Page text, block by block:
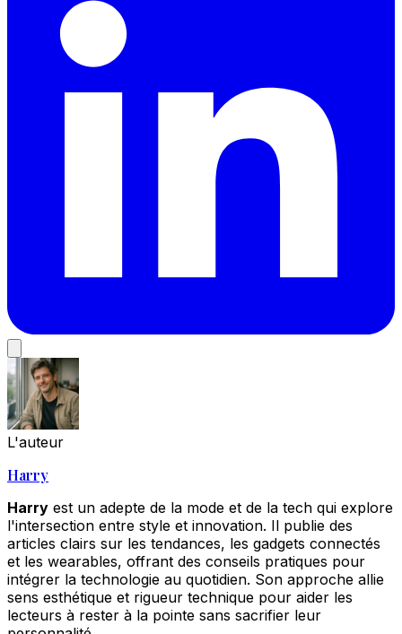
L'auteur
Harry
Harry est un adepte de la mode et de la tech qui explore
l'intersection entre style et innovation. Il publie des
articles clairs sur les tendances, les gadgets connectés
et les wearables, offrant des conseils pratiques pour
intégrer la technologie au quotidien. Son approche allie
sens esthétique et rigueur technique pour aider les
lecteurs à rester à la pointe sans sacrifier leur